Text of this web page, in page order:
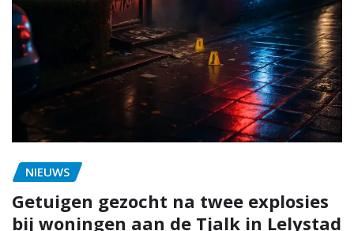
NIEUWS
Getuigen gezocht na twee explosies
bij woningen aan de Tjalk in Lelystad